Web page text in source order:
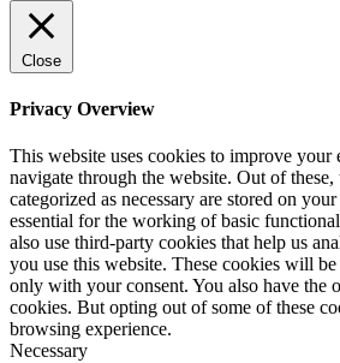
Close
Privacy Overview
This website uses cookies to improve
navigate through the website. Out of these,
categorized as necessary are stored on
essential for the working of basic
also use third-party cookies that help us
you use this website. These cookies will
only with your consent. You also have the
cookies. But opting out of some of these
browsing experience.
Necessary